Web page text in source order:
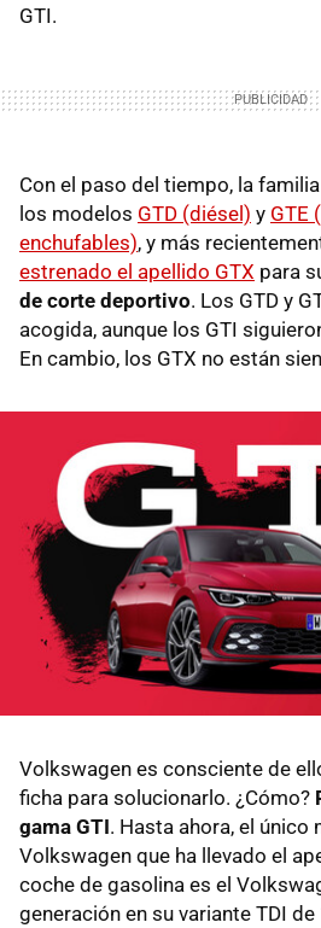
GTI.
Con el paso del tiempo, la
los modelos GTD (diésel) y GTE
enchufables), y más
estrenado el apellido GTX para
de corte deportivo. Los GTD y
acogida, aunque los GTI
En cambio, los GTX no están
Volkswagen es consciente de
ficha para solucionarlo. ¿Cómo?
gama GTI. Hasta ahora, el único
Volkswagen que ha llevado el
coche de gasolina es el
generación en su variante TDI